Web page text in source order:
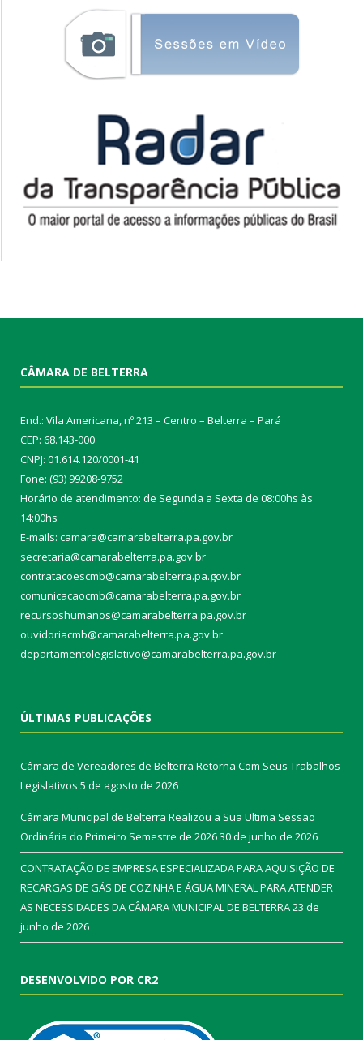
CÂMARA DE BELTERRA
End.: Vila Americana, nº 213 – Centro – Belterra – Pará
CEP: 68.143-000
CNPJ: 01.614.120/0001-41
Fone: (93) 99208-9752
Horário de atendimento: de Segunda a Sexta de 08:00hs às
14:00hs
E-mails: camara@camarabelterra.pa.gov.br
secretaria@camarabelterra.pa.gov.br
contratacoescmb@camarabelterra.pa.gov.br
comunicacaocmb@camarabelterra.pa.gov.br
recursoshumanos@camarabelterra.pa.gov.br
ouvidoriacmb@camarabelterra.pa.gov.br
departamentolegislativo@camarabelterra.pa.gov.br
ÚLTIMAS PUBLICAÇÕES
Câmara de Vereadores de Belterra Retorna Com Seus Trabalhos
Legislativos 5 de agosto de 2026
Câmara Municipal de Belterra Realizou a Sua Ultima Sessão
Ordinária do Primeiro Semestre de 202630 de junho de 2026
CONTRATAÇÃO DE EMPRESA ESPECIALIZADA PARA AQUISIÇÃO DE
RECARGAS DE GÁS DE COZINHA E ÁGUA MINERAL PARA ATENDER
AS NECESSIDADES DA CÂMARA MUNICIPAL DE BELTERRA23 de
junho de 2026
DESENVOLVIDO POR CR2